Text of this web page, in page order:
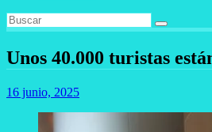
Unos 40.000 turistas
16 junio, 2025